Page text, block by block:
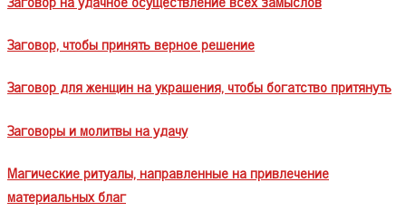
Заговор, чтобы принять верное решение
Заговор для женщин на украшения, чтобы богатство притянуть
Заговоры и молитвы на удачу
Магические ритуалы, направленные на привлечение
материальных благ